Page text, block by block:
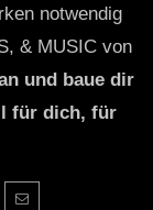
notwendig
& MUSIC von
und baue dir
für dich, für